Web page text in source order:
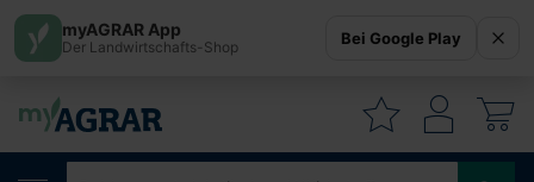
myAGRAR App
Der Landwirtschafts-Shop Bei Google Play